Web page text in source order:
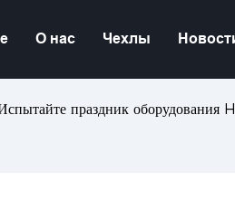
О нас Чехлы
праздник оборудования